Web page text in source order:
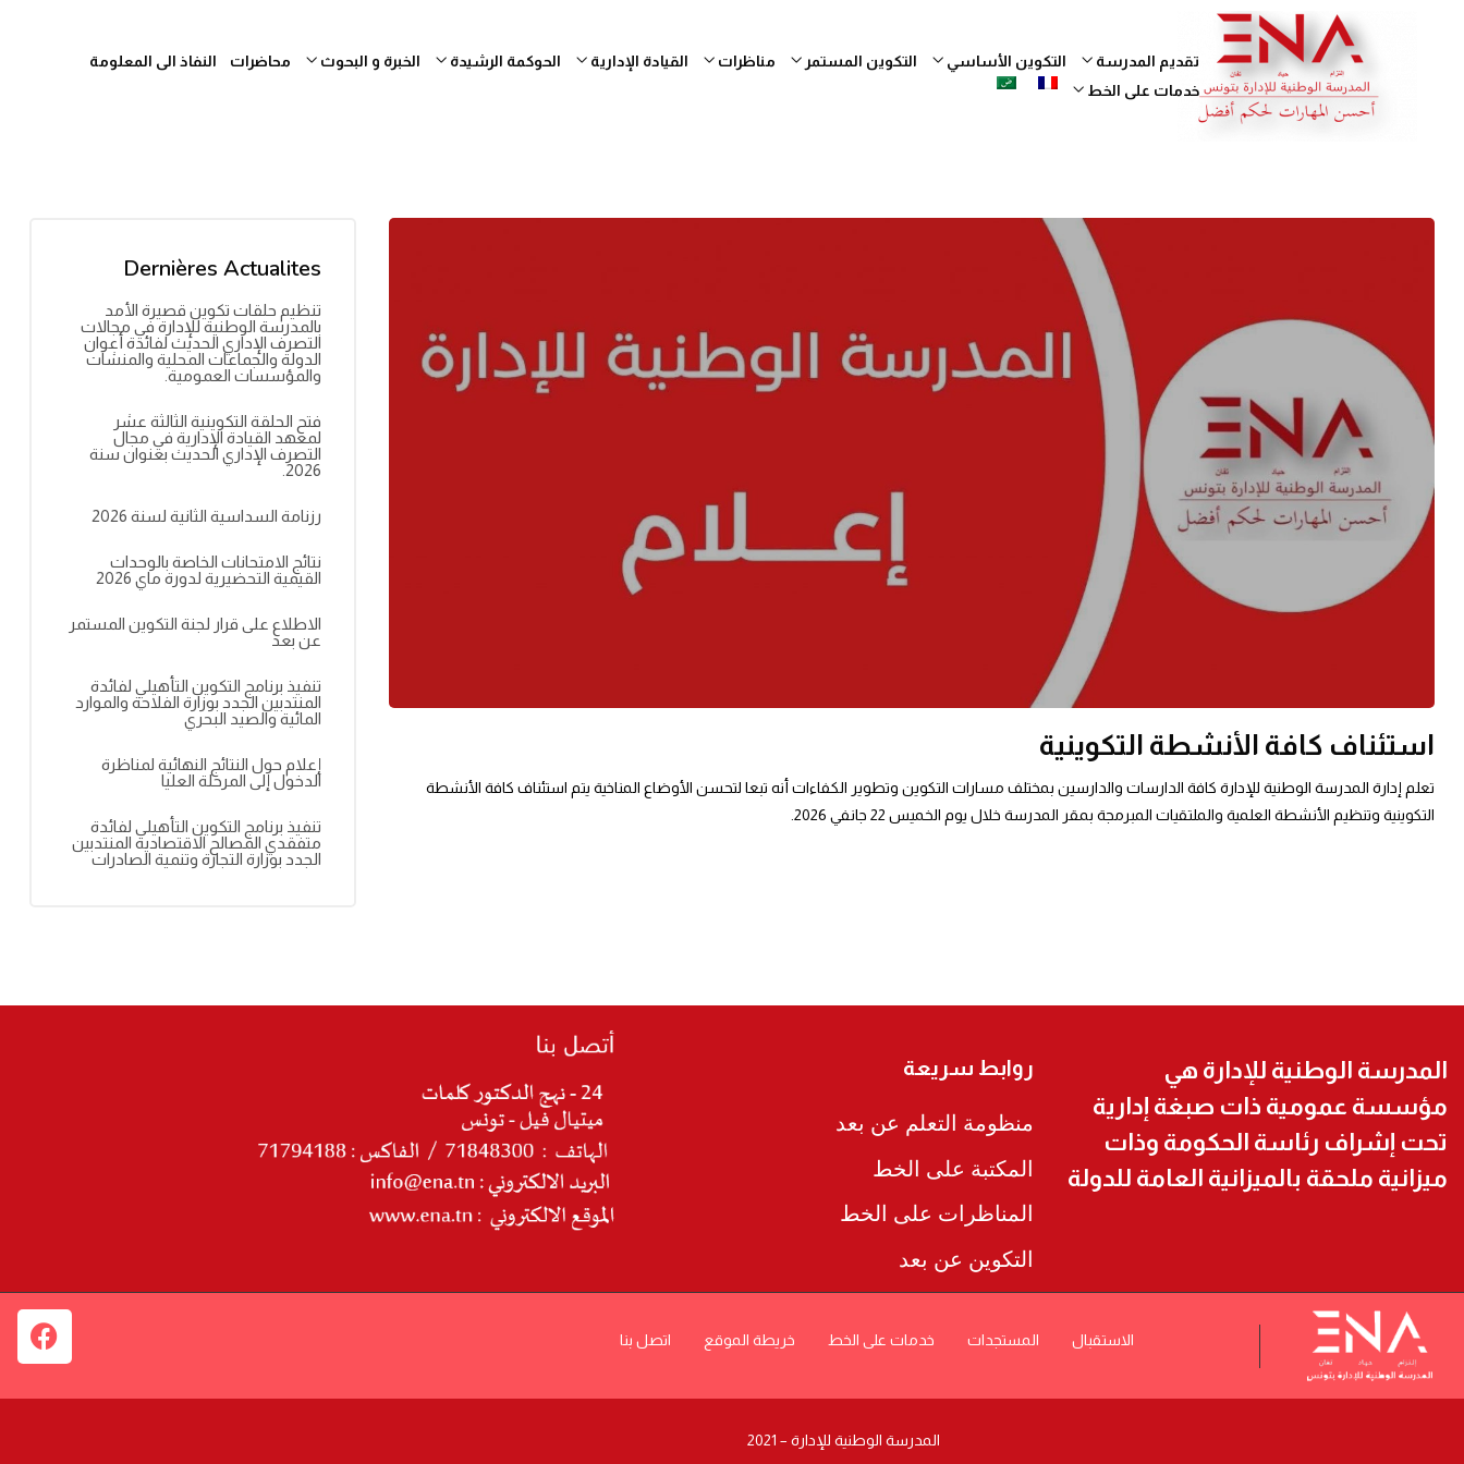
تقديم المدرسة التكوين الأساسي التكوين المستمر مناظرات القيادة الإدارية الحوكمة الرشيدة الخبرة و البحوث محاضرات
النفاذ الى المعلومة
خدمات على الخط
استئناف كافة الأنشطة التكوينية
تعلم إدارة المدرسة الوطنية للإدارة كافة الدارسات والدارسين بمختلف مسارات التكوين وتطوير الكفاءات أنه تبعا لتحسن الأوضاع المناخية يتم استئناف كافة الأنشطة
التكوينية وتنظيم الأنشطة العلمية والملتقيات المبرمجة بمقر المدرسة خلال يوم الخميس 22 جانفي 2026.
Dernières Actualites
تنظيم حلقات تكوين قصيرة الأمد
بالمدرسة الوطنية للإدارة في مجالات
التصرف الإداري الحديث لفائدة أعوان
الدولة والجماعات المحلية والمنشآت
والمؤسسات العمومية.
فتح الحلقة التكوينية الثالثة عشر
لمعهد القيادة الإدارية في مجال
التصرف الإداري الحديث بعنوان سنة
2026.
رزنامة السداسية الثانية لسنة 2026
نتائج الامتحانات الخاصة بالوحدات
القيمية التحضيرية لدورة ماي 2026
الاطلاع على قرار لجنة التكوين المستمر
عن بعد
تنفيذ برنامج التكوين التأهيلي لفائدة
المنتدبين الجدد بوزارة الفلاحة والموارد
المائية والصيد البحري
إعلام حول النتائج النهائية لمناظرة
الدخول إلى المرحلة العليا
تنفيذ برنامج التكوين التأهيلي لفائدة
متفقدي المصالح الاقتصادية المنتدبين
الجدد بوزارة التجارة وتنمية الصادرات
المدرسة الوطنية للإدارة هي
مؤسسة عمومية ذات صبغة إدارية
تحت إشراف رئاسة الحكومة وذات
ميزانية ملحقة بالميزانية العامة للدولة
روابط سريعة
منظومة التعلم عن بعد
المكتبة على الخط
المناظرات على الخط
التكوين عن بعد
الاستقبال المستجدات خدمات على الخط خريطة الموقع اتصل بنا
المدرسة الوطنية للإدارة – 2021